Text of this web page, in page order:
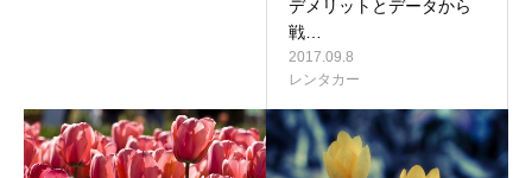
デメリットとデータから
戦…
2017.09.8
レンタカー